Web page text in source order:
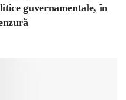
guvernamentale, în